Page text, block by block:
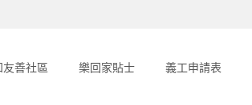
友善社區 樂回家貼士 義工申請表